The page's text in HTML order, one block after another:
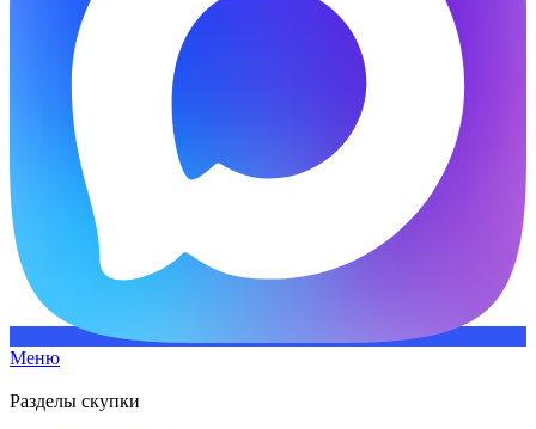
Меню
Разделы скупки